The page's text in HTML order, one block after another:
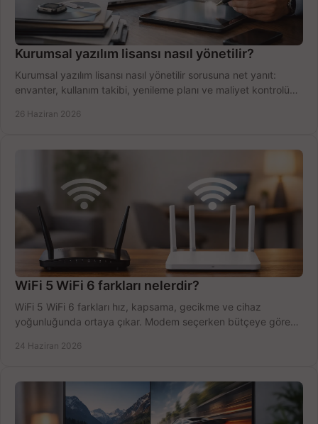
Kurumsal yazılım lisansı nasıl yönetilir?
Kurumsal yazılım lisansı nasıl yönetilir sorusuna net yanıt:
envanter, kullanım takibi, yenileme planı ve maliyet kontrolü
26 Haziran 2026
WiFi 5 WiFi 6 farkları nelerdir?
WiFi 5 WiFi 6 farkları hız, kapsama, gecikme ve cihaz
yoğunluğunda ortaya çıkar. Modem seçerken bütçeye göre
24 Haziran 2026